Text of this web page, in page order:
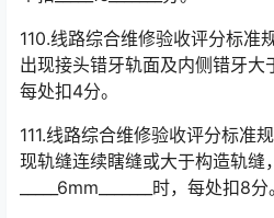
110.线路综合维修验收评分标准
出现接头错牙轨面及内侧错牙大于
每处扣4分。
111.线路综合维修验收评分标准
现轨缝连续瞎缝或大于构造轨缝
_____6mm_______时，每处扣8分。